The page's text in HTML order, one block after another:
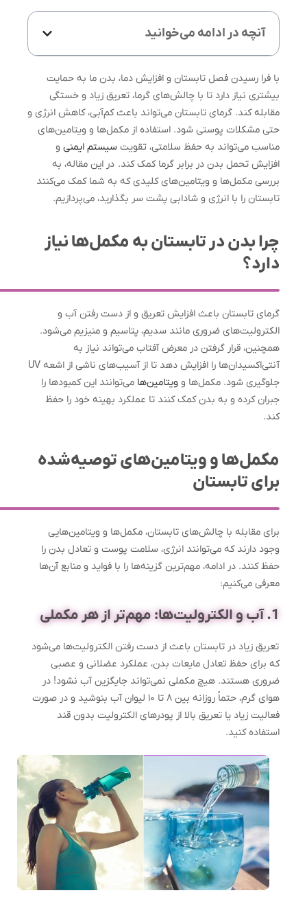
آنچه در ادامه می‌خوانید
با فرا رسیدن فصل تابستان و افزایش دما، بدن ما به حمایت
بیشتری نیاز دارد تا با چالش‌های گرما، تعریق زیاد و خستگی
مقابله کند. گرمای تابستان می‌تواند باعث کم‌آبی، کاهش انرژی و
حتی مشکلات پوستی شود. استفاده از مکمل‌ها و ویتامین‌های
مناسب می‌تواند به حفظ سلامتی، تقویت سیستم ایمنی و
افزایش تحمل بدن در برابر گرما کمک کند. در این مقاله، به
بررسی مکمل‌ها و ویتامین‌های کلیدی که به شما کمک می‌کنند
تابستان را با انرژی و شادابی پشت سر بگذارید، می‌پردازیم.
چرا بدن در تابستان به مکمل‌ها نیاز
دارد؟
گرمای تابستان باعث افزایش تعریق و از دست رفتن آب و
الکترولیت‌های ضروری مانند سدیم، پتاسیم و منیزیم می‌شود.
همچنین، قرار گرفتن در معرض آفتاب می‌تواند نیاز به
آنتی‌اکسیدان‌ها را افزایش دهد تا از آسیب‌های ناشی از اشعه UV
جلوگیری شود. مکمل‌ها و ویتامین‌ها می‌توانند این کمبودها را
جبران کرده و به بدن کمک کنند تا عملکرد بهینه خود را حفظ
کند.
مکمل‌ها و ویتامین‌های توصیه‌شده
برای تابستان
برای مقابله با چالش‌های تابستان، مکمل‌ها و ویتامین‌هایی
وجود دارند که می‌توانند انرژی، سلامت پوست و تعادل بدن را
حفظ کنند. در ادامه، مهم‌ترین گزینه‌ها را با فواید و منابع آن‌ها
معرفی می‌کنیم:
1. آب و الکترولیت‌ها: مهم‌تر از هر مکملی
تعریق زیاد در تابستان باعث از دست رفتن الکترولیت‌ها می‌شود
که برای حفظ تعادل مایعات بدن، عملکرد عضلانی و عصبی
ضروری هستند. هیچ مکملی نمی‌تواند جایگزین آب نشود! در
هوای گرم، حتماً روزانه بین ۸ تا ۱۰ لیوان آب بنوشید و در صورت
فعالیت زیاد یا تعریق بالا از پودرهای الکترولیت بدون قند
استفاده کنید.